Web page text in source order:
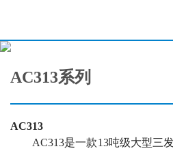
AC313系列
AC313
AC313是一款13吨级大型三